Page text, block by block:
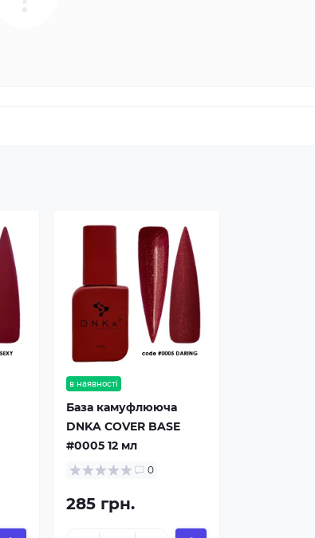
в наявності
База камуфлююча
DNKA COVER BASE
#0005 12 мл
0
285 грн.